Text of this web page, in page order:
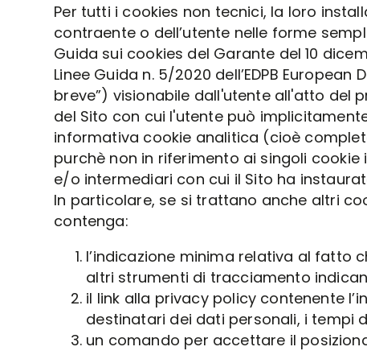
Per tutti i cookies non tecnici, la loro
contraente o dell’utente nelle forme
Guida sui cookies del Garante del 10
Linee Guida n. 5/2020 dell’EDPB
breve”) visionabile dall'utente all'atto del
del Sito con cui l'utente può
informativa cookie analitica (cioè
purchè non in riferimento ai singoli
e/o intermediari con cui il Sito ha
In particolare, se si trattano anche altri
contenga:
l’indicazione minima relativa al fatto
altri strumenti di tracciamento
il link alla privacy policy contenente
destinatari dei dati personali, i tempi
un comando per accettare il